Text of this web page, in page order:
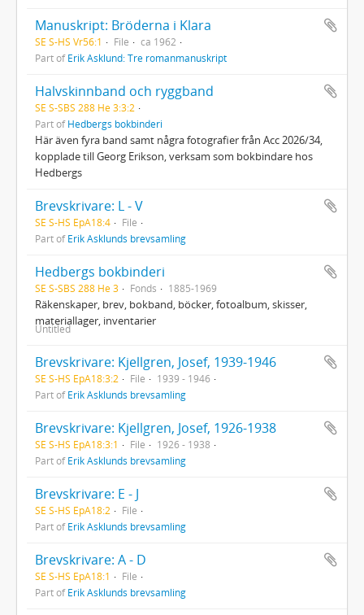
Manuskript: Bröderna i Klara
SE S-HS Vr56:1 File
ca 1962
Part ofErik Asklund: Tre romanmanuskript
Halvskinnband och ryggband
SE S-SBS 288 He 3:3:2
Part ofHedbergs bokbinderi
Här även fyra band samt några fotografier från Acc 2026/34,
kopplade till Georg Erikson, verksam som bokbindare hos
Hedbergs
Brevskrivare: L - V
SE S-HS EpA18:4
File
Part ofErik Asklunds brevsamling
Hedbergs bokbinderi
SE S-SBS 288 He 3 Fonds 1885-1969
Räkenskaper, brev, bokband, böcker, fotoalbum, skisser,
materiallager, inventarier
Untitled
Brevskrivare: Kjellgren, Josef, 1939-1946
SE S-HS EpA18:3:2 File
1939 - 1946
Part ofErik Asklunds brevsamling
Brevskrivare: Kjellgren, Josef, 1926-1938
SE S-HS EpA18:3:1 File
1926 - 1938
Part ofErik Asklunds brevsamling
Brevskrivare: E - J
SE S-HS EpA18:2
File
Part ofErik Asklunds brevsamling
Brevskrivare: A - D
SE S-HS EpA18:1
File
Part ofErik Asklunds brevsamling